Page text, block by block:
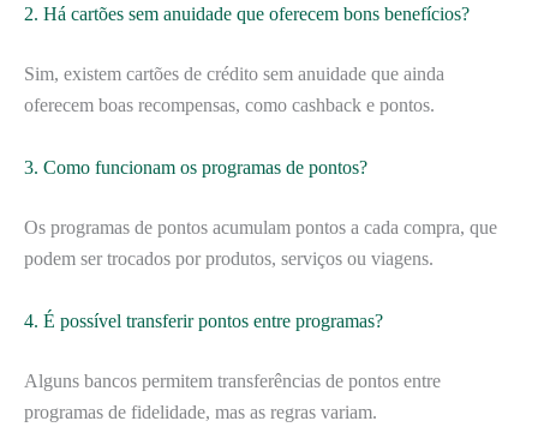
2. Há cartões sem anuidade que oferecem bons benefícios?
Sim, existem cartões de crédito sem anuidade que ainda
oferecem boas recompensas, como cashback e pontos.
3. Como funcionam os programas de pontos?
Os programas de pontos acumulam pontos a cada compra, que
podem ser trocados por produtos, serviços ou viagens.
4. É possível transferir pontos entre programas?
Alguns bancos permitem transferências de pontos entre
programas de fidelidade, mas as regras variam.